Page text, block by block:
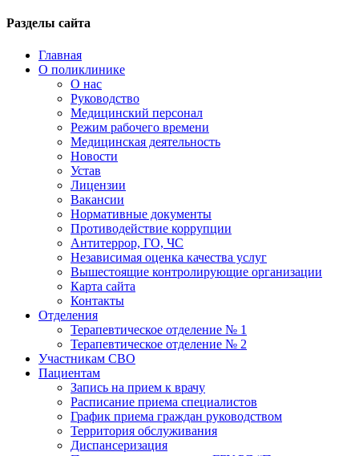
Разделы сайта
Главная
О поликлинике
О нас
Руководство
Медицинский персонал
Режим рабочего времени
Медицинская деятельность
Новости
Устав
Лицензии
Вакансии
Нормативные документы
Противодействие коррупции
Антитеррор, ГО, ЧС
Независимая оценка качества услуг
Вышестоящие контролирующие организации
Карта сайта
Контакты
Отделения
Терапевтическое отделение № 1
Терапевтическое отделение № 2
Участникам СВО
Пациентам
Запись на прием к врачу
Расписание приема специалистов
График приема граждан руководством
Территория обслуживания
Диспансеризация